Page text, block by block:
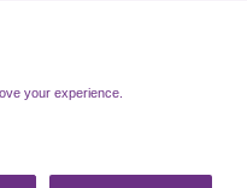
your experience.